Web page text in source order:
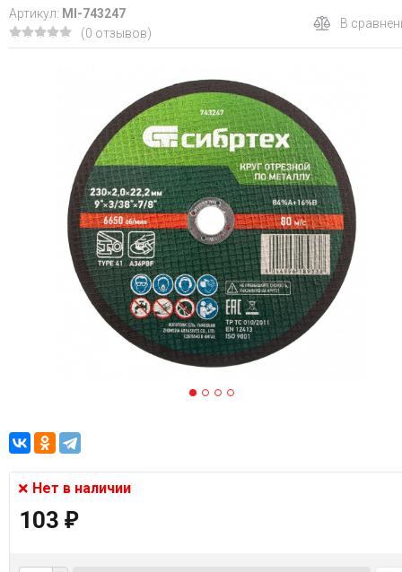
Артикул: MI-743247
(0 отзывов)
В
Нет в наличии
103 ₽